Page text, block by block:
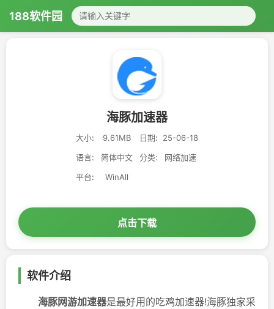
188软件园
海豚加速器
大小: 9.61MB 日期:
25-06-18
语言:
简体中文 分类:
网络加速
平台:
WinAll
点击下载
软件介绍
海豚网游加速器是最好用的吃鸡加速器!海豚独家采